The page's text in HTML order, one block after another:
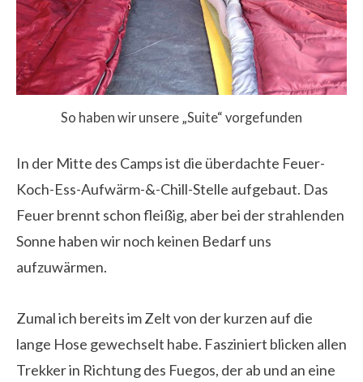
So haben wir unsere „Suite“ vorgefunden
In der Mitte des Camps ist die überdachte Feuer-
Koch-Ess-Aufwärm-&-Chill-Stelle aufgebaut. Das
Feuer brennt schon fleißig, aber bei der strahlenden
Sonne haben wir noch keinen Bedarf uns
aufzuwärmen.
Zumal ich bereits im Zelt von der kurzen auf die
lange Hose gewechselt habe. Fasziniert blicken allen
Trekker in Richtung des Fuegos, der ab und an eine